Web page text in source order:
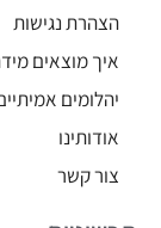
הצהרת נגישות
איך מוצאים
יהלומים
אודותינו
צור קשר